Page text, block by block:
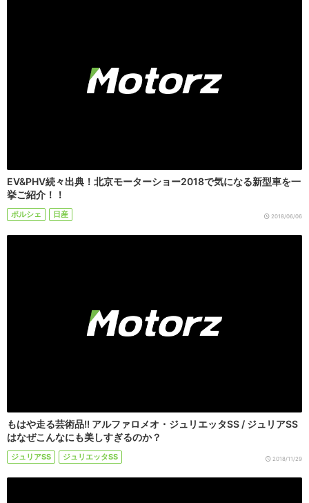
EV&PHV続々出典！北京モーターショー2018で気になる新型車を一
挙ご紹介！！
ポルシェ 日産 2018/06/06
もはや走る芸術品!! アルファロメオ・ジュリエッタSS / ジュリアSS
はなぜこんなにも美しすぎるのか？
ジュリアSS ジュリエッタSS 2018/11/29